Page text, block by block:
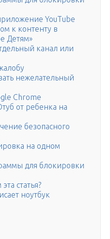
YouTube
к контенту в
Детям»
канал или
нежелательный
Chrome
от ребенка на
безопасного
на одном
для блокировки
статья?
ноутбук